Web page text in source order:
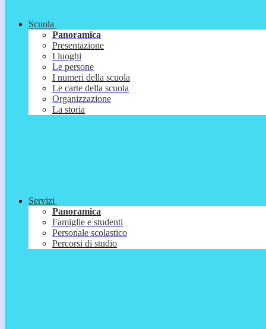
Scuola
Panoramica
Presentazione
I luoghi
Le persone
I numeri della scuola
Le carte della scuola
Organizzazione
La storia
Servizi
Panoramica
Famiglie e studenti
Personale scolastico
Percorsi di studio